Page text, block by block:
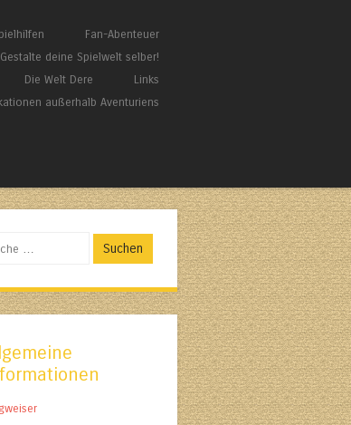
Fan-Abenteuer
deine Spielwelt selber!
Die Welt Dere
Links
außerhalb Aventuriens